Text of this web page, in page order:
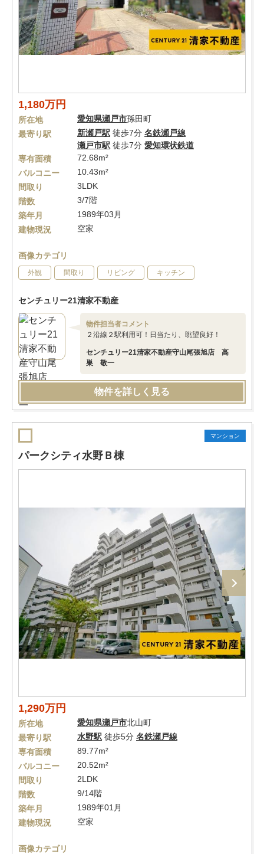
1,180万円
所在地 愛知県瀬戸市孫田町
最寄り駅
新瀬戸駅 徒歩7分 名鉄瀬戸線
瀬戸市駅 徒歩7分 愛知環状鉄道
専有面積
72.68m²
バルコニー
10.43m²
間取り
3LDK
階数
3/7階
築年月
1989年03月
建物現況
空家
画像カテゴリ
外観 間取り リビング キッチン
センチュリー21清家不動産
物件担当者コメント
２沿線２駅利用可！日当たり、眺望良好！
センチュリー21清家不動産守山尾張旭店 高
巣 敬一
物件を詳しく見る
マンション
パークシティ水野Ｂ棟
1,290万円
所在地 愛知県瀬戸市北山町
最寄り駅
水野駅 徒歩5分 名鉄瀬戸線
専有面積
89.77m²
バルコニー
20.52m²
間取り
2LDK
階数
9/14階
築年月
1989年01月
建物現況
空家
画像カテゴリ